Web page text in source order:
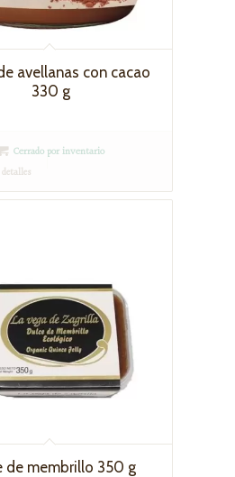
avellanas con cacao
330 g
Cerrado por inventario
de membrillo 350 g